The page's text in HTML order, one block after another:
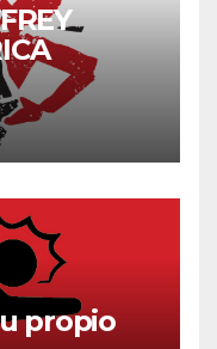
propio